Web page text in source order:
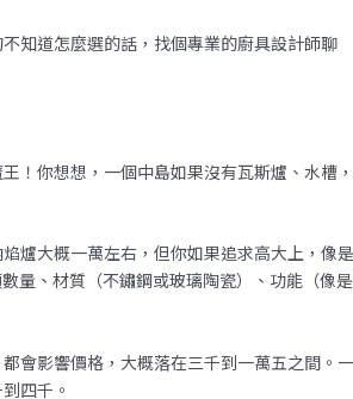
知道怎麼選的話，找個專業的廚具設計師聊
！你想想，一個中島如果沒有瓦斯爐、水槽
爐大概一萬左右，但你如果追求高大上，像
量、材質（不鏽鋼或玻璃陶瓷）、功能（像是
會影響價格，大概落在三千到一萬五之間。
四千。